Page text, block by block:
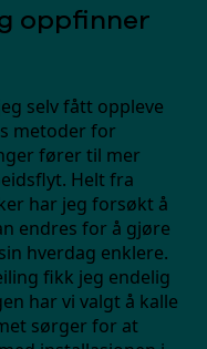
oppfinner
selv fått oppleve
metoder for
fører til mer
Helt fra
har jeg forsøkt å
endres for å gjøre
hverdag enklere.
fikk jeg endelig
har vi valgt å kalle
sørger for at